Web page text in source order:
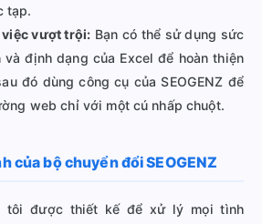
tạp.
việc vượt trội: Bạn có thể sử dụng sức
và định dạng của Excel để hoàn thiện
đó dùng công cụ của SEOGENZ để
web chỉ với một cú nhấp chuột.
của bộ chuyển đổi SEOGENZ
tôi được thiết kế để xử lý mọi tình